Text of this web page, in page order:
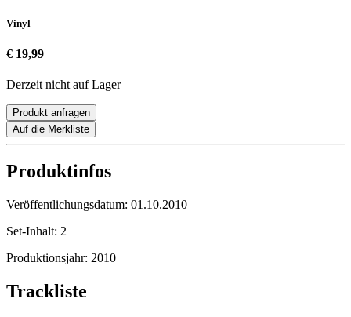
Vinyl
€ 19,99
Derzeit nicht auf Lager
Produkt anfragen
Auf die Merkliste
Produktinfos
Veröffentlichungsdatum: 01.10.2010
Set-Inhalt: 2
Produktionsjahr: 2010
Trackliste